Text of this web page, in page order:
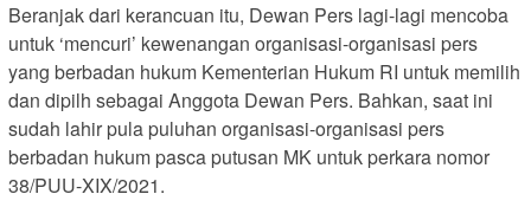
Beranjak dari kerancuan itu, Dewan Pers lagi-lagi mencoba
untuk ‘mencuri’ kewenangan organisasi-organisasi pers
yang berbadan hukum Kementerian Hukum RI untuk memilih
dan dipilh sebagai Anggota Dewan Pers. Bahkan, saat ini
sudah lahir pula puluhan organisasi-organisasi pers
berbadan hukum pasca putusan MK untuk perkara nomor
38/PUU-XIX/2021.